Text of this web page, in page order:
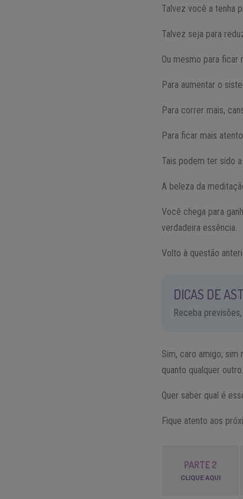
Talvez você a tenha
Talvez seja para
Ou mesmo para ficar
Para aumentar o
Para correr mais,
Para ficar mais
Tais podem ter sido
A beleza da
Você chega para
verdadeira essência.
Volto à questão
DICAS DE
Receba
Sim, caro amigo;
quanto qualquer outro.
Quer saber qual é
Fique atento aos
PARTE 2
CLIQUE AQUI